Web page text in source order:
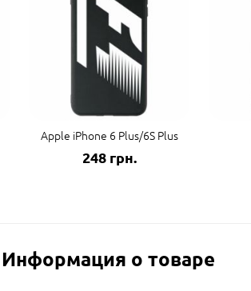
Apple iPhone 6 Plus/6S Plus
248 грн.
Информация о товаре